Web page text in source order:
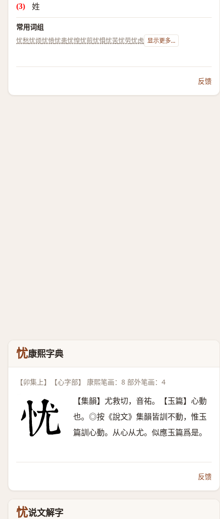
姓
常用词组
忧愁忧烦忧愤忧患忧惶忧煎忧惧忧苦忧劳忧虑 显示更多...
反馈
忧康熙字典
【卯集上】【心字部】 康熙笔画：8 部外笔画：4
【集韻】尤救切，音祐。【玉篇】心動
也。◎按《說文》集韻皆訓不動，惟玉
篇訓心動。从心从尤。似應玉篇爲是。
反馈
忧说文解字